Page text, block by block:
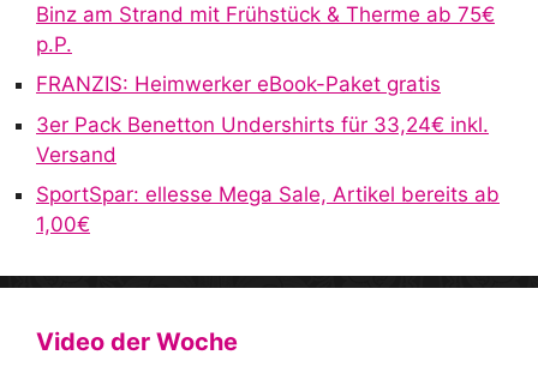
Binz am Strand mit Frühstück & Therme ab 75€
p.P.
FRANZIS: Heimwerker eBook-Paket gratis
3er Pack Benetton Undershirts für 33,24€ inkl.
Versand
SportSpar: ellesse Mega Sale, Artikel bereits ab
1,00€
Video der Woche